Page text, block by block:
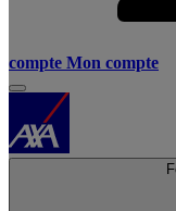
compte Mon compte